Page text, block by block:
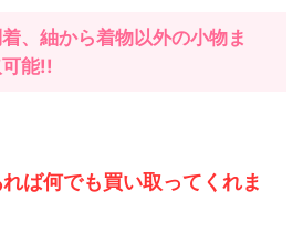
、紬から着物以外の小物ま
能!!
ば何でも買い取ってくれま